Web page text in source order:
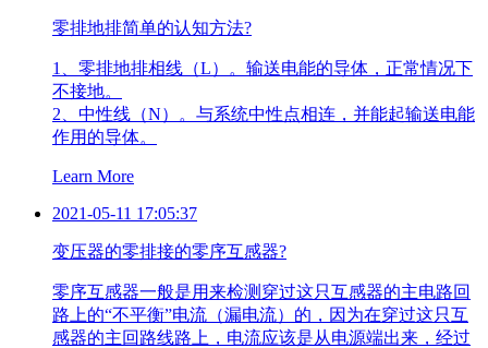
零排地排简单的认知方法?
1、零排地排相线（L）。输送电能的导体，正常情况下
不接地。
​2、中性线（N）。与系统中性点相连，并能起输送电能
作用的导体。
Learn More
2021-05-11 17:05:37
变压器的零排接的零序互感器?
零序互感器一般是用来检测穿过这只互感器的主电路回
路上的“不平衡”电流（漏电流）的，因为在穿过这只互
感器的主回路线路上，电流应该是从电源端出来，经过